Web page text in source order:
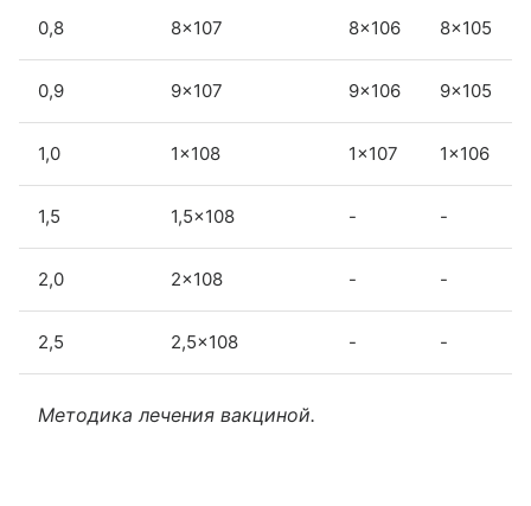
0,8 8×107 8×106 8×105
0,9 9×107 9×106 9×105
1,0 1×108 1×107 1×106
1,5 1,5×108 - -
2,0 2×108 - -
2,5 2,5×108 - -
Методика лечения вакциной.